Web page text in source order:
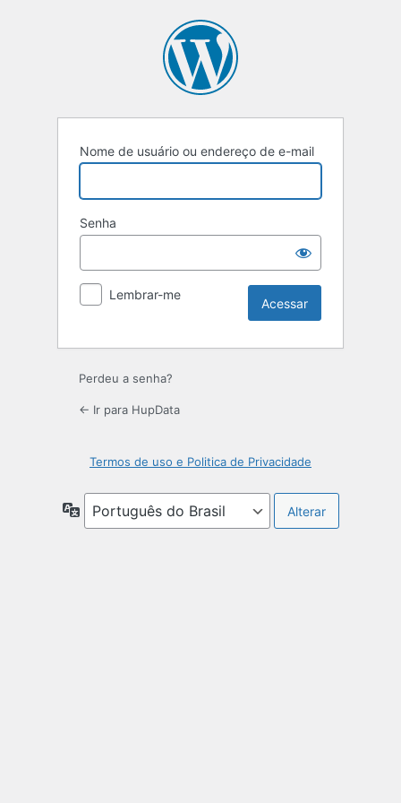
Nome de usuário ou endereço de e-mail
Senha
Lembrar-me
Perdeu a senha?
← Ir para HupData
Termos de uso e Politica de Privacidade
Idioma